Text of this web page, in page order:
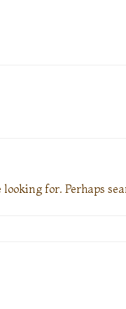
for. Perhaps